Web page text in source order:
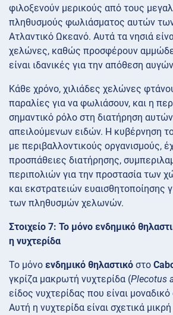
φιλοξενούν μερικούς από τους
πληθυσμούς φωλιάσματος αυτών
Ατλαντικό Ωκεανό. Αυτά τα νησιά
χελώνες, καθώς προσφέρουν
είναι ιδανικές για την απόθεση
Κάθε χρόνο, χιλιάδες χελώνες
παραλίες για να φωλιάσουν, και η
σημαντικό ρόλο στη διατήρηση
απειλούμενων ειδών. Η κυβέρνηση
με περιβαλλοντικούς οργανισμούς,
προσπάθειες διατήρησης,
περιπολιών για την προστασία των
και εκστρατειών ευαισθητοποίησης
των πληθυσμών χελωνών.
Στοιχείο 7: Το μόνο ενδημικό
η νυχτερίδα
Το μόνο ενδημικό θηλαστικό στο
γκρίζα μακρωτή νυχτερίδα (Plecotus
είδος νυχτερίδας που είναι
Αυτή η νυχτερίδα είναι σχετικά